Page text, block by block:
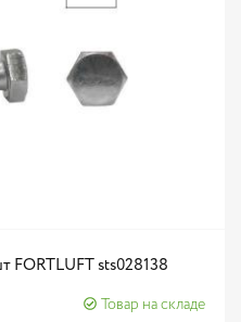
FORTLUFT sts028138
Товар на складе